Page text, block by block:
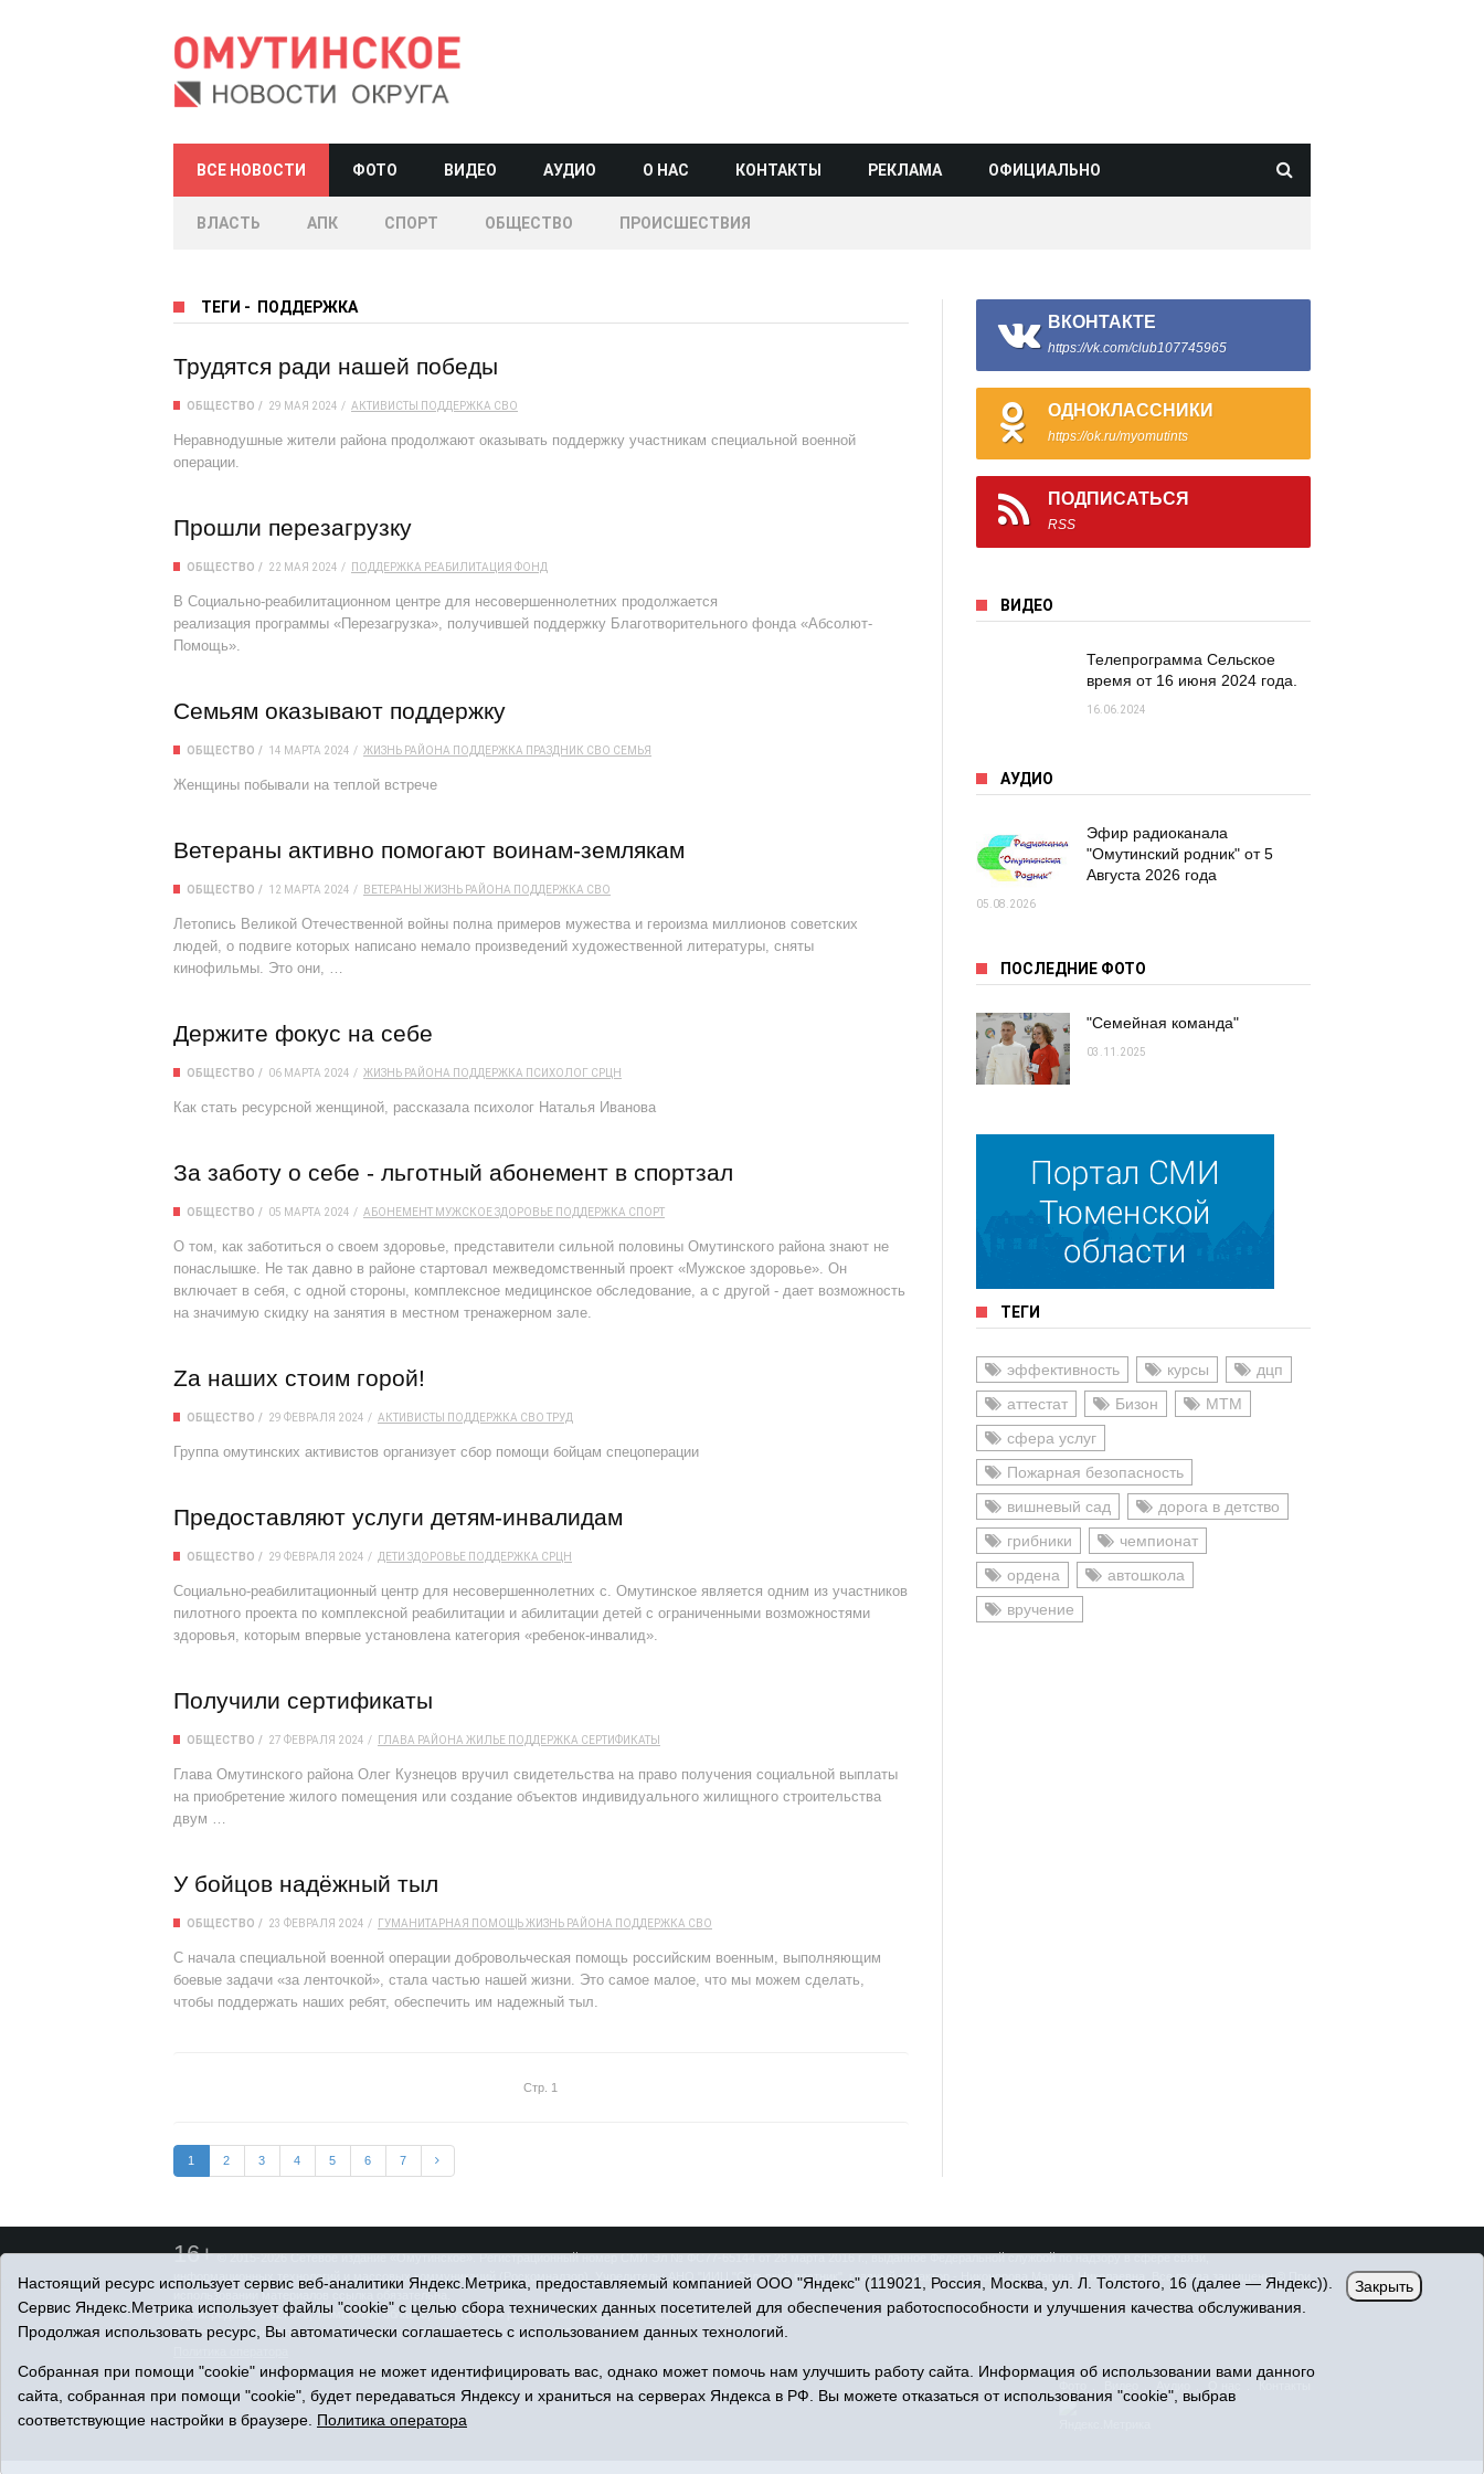
ВСЕ НОВОСТИ ФОТО ВИДЕО АУДИО О НАС КОНТАКТЫ РЕКЛАМА ОФИЦИАЛЬНО
ВЛАСТЬ АПК СПОРТ ОБЩЕСТВО ПРОИСШЕСТВИЯ
ТЕГИ - ПОДДЕРЖКА
Трудятся ради нашей победы
ОБЩЕСТВО 29 МАЯ 2024 АКТИВИСТЫ ПОДДЕРЖКА СВО
Неравнодушные жители района продолжают оказывать поддержку участникам специальной военной
операции.
Прошли перезагрузку
ОБЩЕСТВО 22 МАЯ 2024 ПОДДЕРЖКА РЕАБИЛИТАЦИЯ ФОНД
В Социально-реабилитационном центре для несовершеннолетних продолжается
реализация программы «Перезагрузка», получившей поддержку Благотворительного фонда «Абсолют-
Помощь».
Семьям оказывают поддержку
ОБЩЕСТВО 14 МАРТА 2024 ЖИЗНЬ РАЙОНА ПОДДЕРЖКА ПРАЗДНИК СВО СЕМЬЯ
Женщины побывали на теплой встрече
Ветераны активно помогают воинам-землякам
ОБЩЕСТВО 12 МАРТА 2024 ВЕТЕРАНЫ ЖИЗНЬ РАЙОНА ПОДДЕРЖКА СВО
Летопись Великой Отечественной войны полна примеров мужества и героизма миллионов советских
людей, о подвиге которых написано немало произведений художественной литературы, сняты
кинофильмы. Это они, …
Держите фокус на себе
ОБЩЕСТВО 06 МАРТА 2024 ЖИЗНЬ РАЙОНА ПОДДЕРЖКА ПСИХОЛОГ СРЦН
Как стать ресурсной женщиной, рассказала психолог Наталья Иванова
За заботу о себе - льготный абонемент в спортзал
ОБЩЕСТВО 05 МАРТА 2024 АБОНЕМЕНТ МУЖСКОЕ ЗДОРОВЬЕ ПОДДЕРЖКА СПОРТ
О том, как заботиться о своем здоровье, представители сильной половины Омутинского района знают не
понаслышке. Не так давно в районе стартовал межведомственный проект «Мужское здоровье». Он
включает в себя, с одной стороны, комплексное медицинское обследование, а с другой - дает возможность
на значимую скидку на занятия в местном тренажерном зале.
Zа наших стоим горой!
ОБЩЕСТВО 29 ФЕВРАЛЯ 2024 АКТИВИСТЫ ПОДДЕРЖКА СВО ТРУД
Группа омутинских активистов организует сбор помощи бойцам спецоперации
Предоставляют услуги детям-инвалидам
ОБЩЕСТВО 29 ФЕВРАЛЯ 2024 ДЕТИ ЗДОРОВЬЕ ПОДДЕРЖКА СРЦН
Социально-реабилитационный центр для несовершеннолетних с. Омутинское является одним из участников
пилотного проекта по комплексной реабилитации и абилитации детей с ограниченными возможностями
здоровья, которым впервые установлена категория «ребенок-инвалид».
Получили сертификаты
ОБЩЕСТВО 27 ФЕВРАЛЯ 2024 ГЛАВА РАЙОНА ЖИЛЬЕ ПОДДЕРЖКА СЕРТИФИКАТЫ
Глава Омутинского района Олег Кузнецов вручил свидетельства на право получения социальной выплаты
на приобретение жилого помещения или создание объектов индивидуального жилищного строительства
двум …
У бойцов надёжный тыл
ОБЩЕСТВО 23 ФЕВРАЛЯ 2024 ГУМАНИТАРНАЯ ПОМОЩЬЖИЗНЬ РАЙОНА ПОДДЕРЖКА СВО
С начала специальной военной операции добровольческая помощь российским военным, выполняющим
боевые задачи «за ленточкой», стала частью нашей жизни. Это самое малое, что мы можем сделать,
чтобы поддержать наших ребят, обеспечить им надежный тыл.
Стр. 1
1 2 3 4 5 6 7
ВКОНТАКТЕ
https://vk.com/club107745965
ОДНОКЛАССНИКИ
https://ok.ru/myomutints
ПОДПИСАТЬСЯ
RSS
ВИДЕО
Телепрограмма Сельское
время от 16 июня 2024 года.
16.06.2024
АУДИО
Эфир радиоканала
"Омутинский родник" от 5
Августа 2026 года
05.08.2026
ПОСЛЕДНИЕ ФОТО
"Семейная команда"
03.11.2025
ТЕГИ
эффективность курсы
дцп
аттестат
Бизон
МТМ
сфера услуг
Пожарная безопасность
вишневый сад
дорога в детство
грибники
чемпионат
ордена
автошкола
вручение
16+© 2015-2026 Сетевое издание «Омутинское». Регистрационный номер СМИ Эл № ФС77-65144 от 28 марта 2016 г., выданное Федеральной службой по надзору в сфере связи,
информационных технологий и массовых коммуникаций (Роскомнадзор). Учредитель: АНО "ИИЦ "Сельский вестник", главный редактор - Никонорова Марина Николаевна. Все права защищены © При
использовании материалов ссылка обязательна.
Адрес редакции: 627070, Тюменская область, Омутинский район, с. Омутинское, ул. Советская, 151
Адрес электронной почты редакции: selvest151@yandex.ru, тел.: 8(34544)3-16-73
Настоящий ресурс использует сервис веб-аналитики Яндекс.Метрика, предоставляемый компанией ООО "Яндекс" (119021, Россия, Москва, ул. Л. Толстого, 16 (далее — Яндекс)).
Сервис Яндекс.Метрика использует файлы "cookie" с целью сбора технических данных посетителей для обеспечения работоспособности и улучшения качества обслуживания.
Продолжая использовать ресурс, Вы автоматически соглашаетесь с использованием данных технологий.
Собранная при помощи "cookie" информация не может идентифицировать вас, однако может помочь нам улучшить работу сайта. Информация об использовании вами данного
сайта, собранная при помощи "cookie", будет передаваться Яндексу и храниться на серверах Яндекса в РФ. Вы можете отказаться от использования "cookie", выбрав
соответствующие настройки в браузере. Политика оператора
Закрыть